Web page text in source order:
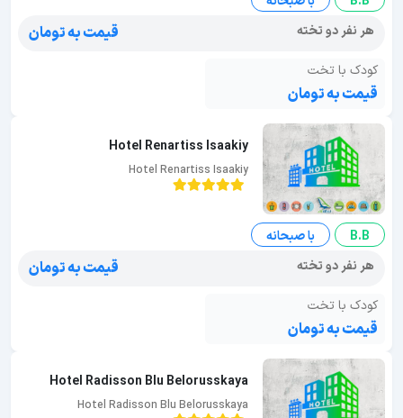
هر نفر دو تخته
قیمت به تومان
کودک با تخت
قیمت به تومان
Hotel Renartiss Isaakiy
Hotel Renartiss Isaakiy
B.B
با صبحانه
هر نفر دو تخته
قیمت به تومان
کودک با تخت
قیمت به تومان
Hotel Radisson Blu Belorusskaya
Hotel Radisson Blu Belorusskaya